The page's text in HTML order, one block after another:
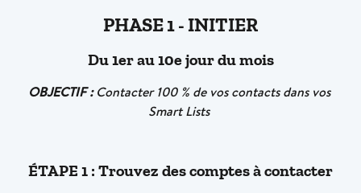
PHASE 1 - INITIER
Du 1er au 10e jour du mois
OBJECTIF : Contacter 100 % de vos contacts dans vos
Smart Lists
ÉTAPE 1 : Trouvez des comptes à contacter